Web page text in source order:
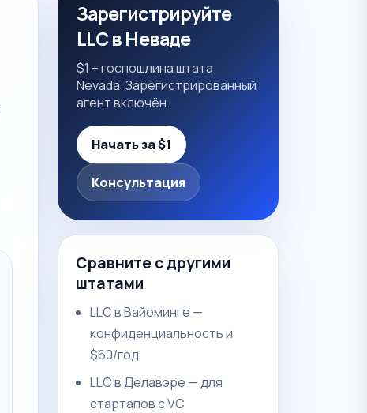
Зарегистрируйте
LLC в Неваде
$1 + госпошлина штата
Nevada. Зарегистрированный
агент включён.
Начать за $1
Консультация
Сравните с другими
штатами
LLC в Вайоминге —
конфиденциальность и
$60/год
LLC в Делавэре — для
стартапов с VC